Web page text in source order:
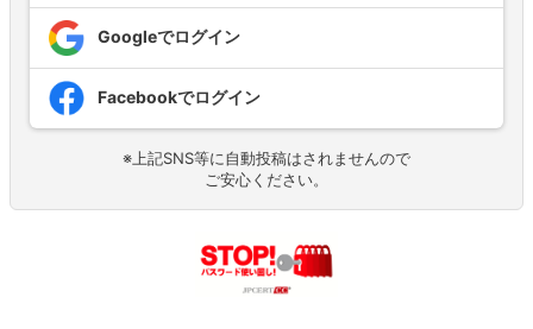
Googleでログイン
Facebookでログイン
※上記SNS等に自動投稿はされませんので
ご安心ください。